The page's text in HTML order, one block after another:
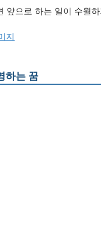
앞으로 하는 일이 수월
하는 꿈